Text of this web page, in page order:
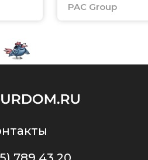
PAC Group